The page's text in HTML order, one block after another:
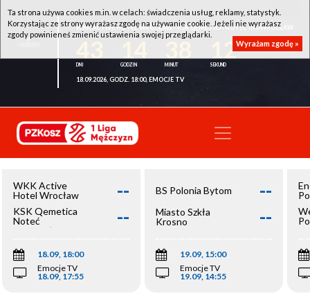
WKK ACTIVE HOTEL WROCŁAW - KSK QEMETICA NOTEĆ INOWROCŁAW
12
18.09.2026, GODZ. 18:00, EMOCJE TV
WKK Active
Hotel Wrocław
--
KSK Qemetica
Noteć
Inowrocław
--
18.09, 18:00
Emocje TV
18.09, 17:55
BS Polonia Bytom --
Miasto Szkła
Krosno
--
19.09, 15:00
Emocje TV
19.09, 14:55
Ta strona używa cookies m.in. w celach: świadczenia usług, reklamy, statystyk.
Korzystając ze strony wyrażasz zgodę na używanie cookie. Jeżeli nie wyrażasz
zgody powinieneś zmienić ustawienia swojej przeglądarki.
Wyrażam zgodę »